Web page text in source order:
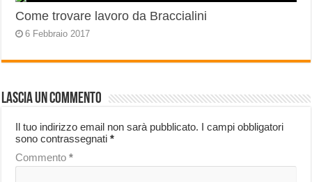
Come trovare lavoro da Braccialini
6 Febbraio 2017
Lascia un commento
Il tuo indirizzo email non sarà pubblicato. I campi obbligatori
sono contrassegnati*
Commento*